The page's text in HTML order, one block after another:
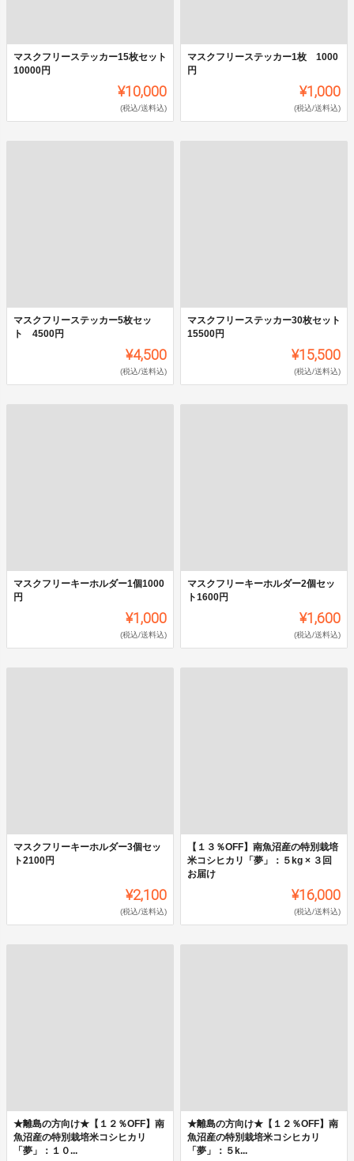
マスクフリーステッカー15枚セット
10000円
¥10,000
(税込/送料込)
マスクフリーステッカー1枚 1000
円
¥1,000
(税込/送料込)
マスクフリーステッカー5枚セッ
ト 4500円
¥4,500
(税込/送料込)
マスクフリーステッカー30枚セット
15500円
¥15,500
(税込/送料込)
マスクフリーキーホルダー1個1000
円
¥1,000
(税込/送料込)
マスクフリーキーホルダー2個セッ
ト1600円
¥1,600
(税込/送料込)
マスクフリーキーホルダー3個セッ
ト2100円
¥2,100
(税込/送料込)
【１３％OFF】南魚沼産の特別栽培
米コシヒカリ「夢」：５kg × ３回
お届け
¥16,000
(税込/送料込)
★離島の方向け★【１２％OFF】南
魚沼産の特別栽培米コシヒカリ
「夢」：１０...
★離島の方向け★【１２％OFF】南
魚沼産の特別栽培米コシヒカリ
「夢」：５k...